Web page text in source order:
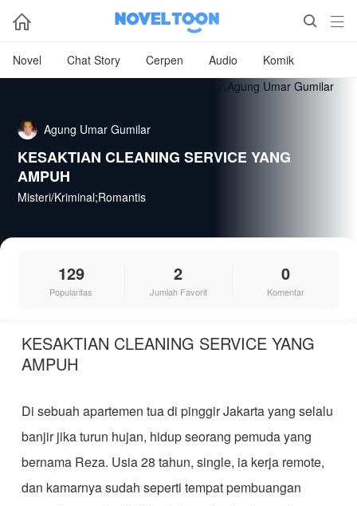
  
Novel Chat Story Cerpen Audio Komik
Agung Umar Gumilar
KESAKTIAN CLEANING SERVICE YANG
AMPUH
Misteri/Kriminal;Romantis
129
Popularitas
2
Jumlah Favorit
0
Komentar
KESAKTIAN CLEANING SERVICE YANG
AMPUH
Di sebuah apartemen tua di pinggir Jakarta yang selalu
banjir jika turun hujan, hidup seorang pemuda yang
bernama Reza. Usia 28 tahun, single, ia kerja remote,
dan kamarnya sudah seperti tempat pembuangan